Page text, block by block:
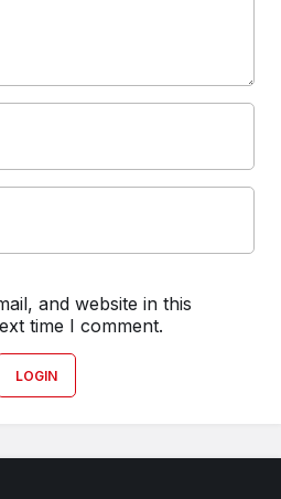
and website in this
time I comment.
LOGIN